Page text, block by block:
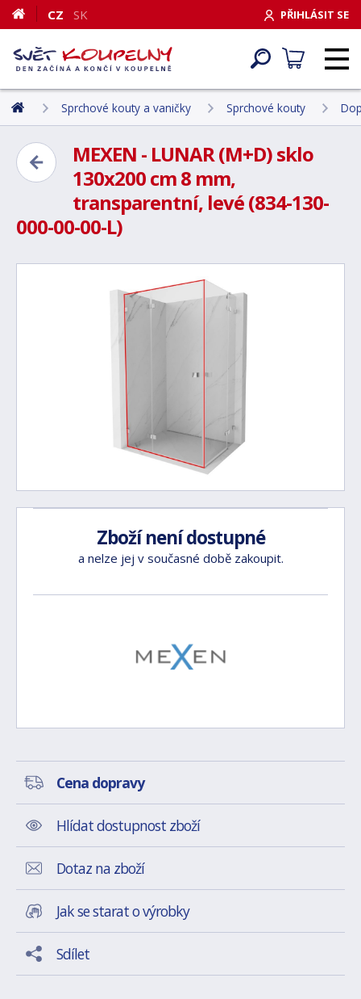
PŘIHLÁSIT SE
CZ SK
Sprchové kouty a vaničky Sprchové kouty
MEXEN - LUNAR (M+D) sklo
130x200 cm 8 mm,
transparentní, levé (834-130-
000-00-00-L)
Zboží není dostupné
a nelze jej v současné době zakoupit.
Cena dopravy
Hlídat dostupnost zboží
Dotaz na zboží
Jak se starat o výrobky
Sdílet